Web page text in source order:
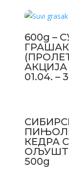
600g –
ГРАШАК
АКЦИЈА
01.04. –
КЕДРА
500g